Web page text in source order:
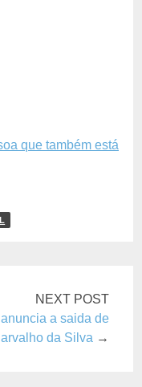
NEXT POST
a saida de
da Silva →